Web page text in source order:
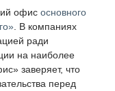
офис основного
. В компаниях
ради
на наиболее
заверяет, что
перед